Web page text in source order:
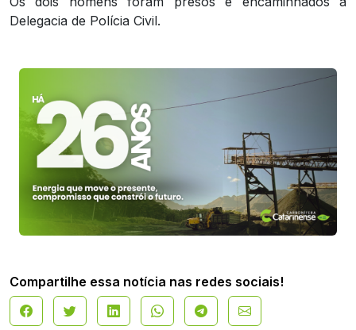
Delegacia de Polícia Civil.
Compartilhe essa notícia nas redes sociais!